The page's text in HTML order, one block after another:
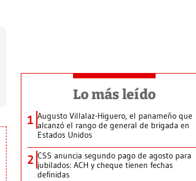
Lo más leído
1 Augusto Villalaz-Higuero, el panameño que
alcanzó el rango de general de brigada en
Estados Unidos
2 CSS anuncia segundo pago de agosto para
jubilados: ACH y cheque tienen fechas
definidas